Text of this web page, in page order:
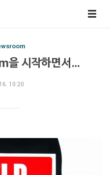
시작하면서…
10:20